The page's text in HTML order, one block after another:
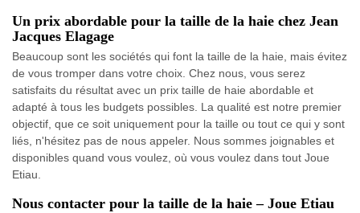
Un prix abordable pour la taille de la haie chez Jean
Jacques Elagage
Beaucoup sont les sociétés qui font la taille de la haie, mais évitez
de vous tromper dans votre choix. Chez nous, vous serez
satisfaits du résultat avec un prix taille de haie abordable et
adapté à tous les budgets possibles. La qualité est notre premier
objectif, que ce soit uniquement pour la taille ou tout ce qui y sont
liés, n'hésitez pas de nous appeler. Nous sommes joignables et
disponibles quand vous voulez, où vous voulez dans tout Joue
Etiau.
Nous contacter pour la taille de la haie – Joue Etiau